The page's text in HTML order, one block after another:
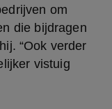
om
die bijdragen
“Ook verder
vistuig